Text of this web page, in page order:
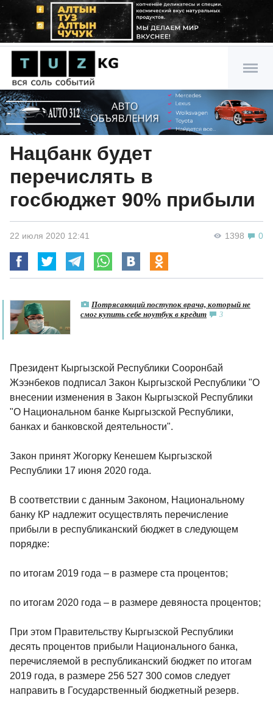
Нацбанк будет
перечислять в
госбюджет 90% прибыли
1398 0
22 июля 2020 12:41
Потрясающий поступок врача, который не
смог купить себе ноутбук в кредит
3
Президент Кыргызской Республики Сооронбай
Жээнбеков подписал Закон Кыргызской Республики "О
внесении изменения в Закон Кыргызской Республики
"О Национальном банке Кыргызской Республики,
банках и банковской деятельности".
Закон принят Жогорку Кенешем Кыргызской
Республики 17 июня 2020 года.
В соответствии с данным Законом, Национальному
банку КР надлежит осуществлять перечисление
прибыли в республиканский бюджет в следующем
порядке:
по итогам 2019 года – в размере ста процентов;
по итогам 2020 года – в размере девяноста процентов;
При этом Правительству Кыргызской Республики
десять процентов прибыли Национального банка,
перечисляемой в республиканский бюджет по итогам
2019 года, в размере 256 527 300 сомов следует
направить в Государственный бюджетный резерв.